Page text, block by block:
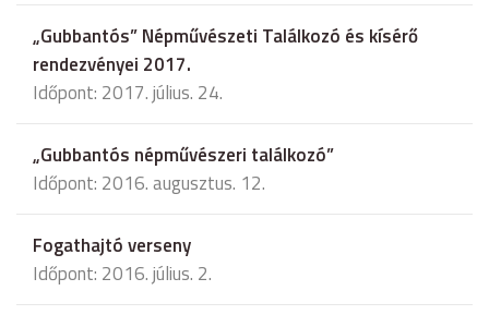
„Gubbantós” Népművészeti Találkozó és kísérő
rendezvényei 2017.
Időpont: 2017. július. 24.
„Gubbantós népművészeri találkozó”
Időpont: 2016. augusztus. 12.
Fogathajtó verseny
Időpont: 2016. július. 2.